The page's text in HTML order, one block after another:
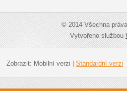
© 2014 Všechna
Vytvořeno službou
Zobrazit: Mobilní verzi Standardní verzi